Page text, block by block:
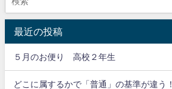
最近の投稿
５月のお便り 高校２年生
どこに属するかで「普通」の基準が違う！